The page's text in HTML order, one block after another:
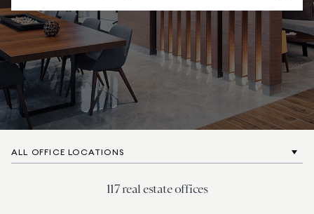
ALL OFFICE LOCATIONS
117 real estate offices